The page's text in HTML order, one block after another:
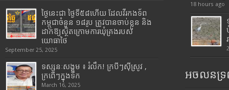
ថ្ងៃនេះជា ថ្ងៃទី៥៨ហើយ ដែលវីរកងទ័ព
កម្ពុជាចំនួន ១៨រូប ត្រូវបានចាប់ខ្លួន និង
ដាក់ឱ្យស្ថិតក្រោមការឃុំគ្រងរបស់
យោធាថៃ
September 25, 2025
ទស្សនៈសង្គម ៖ រំលឹក! ក្របីៗស៊ីស្រូវ ,
ក្រពើៗក្នុងទឹក
March 16, 2025
18 hours ago
អចលនទ្រ